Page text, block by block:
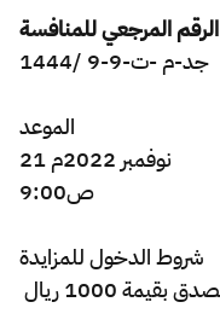
الرقم المرجعيللمنافسة
جد-م -ت-9-9 /1444
الموعد
21 نوفمبر 2022م
شروطالدخولللمزايدة